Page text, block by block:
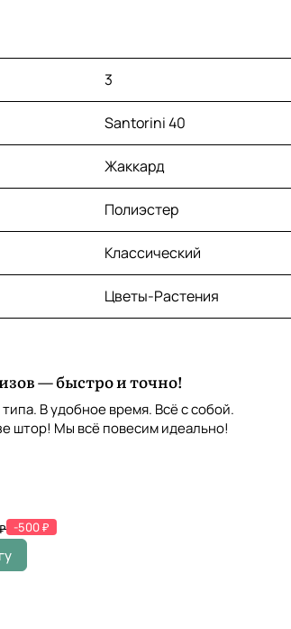
3
Santorini 40
Жаккард
Полиэстер
Классический
Цветы-Растения
— быстро и точно!
В удобное время. Всё с собой.
штор! Мы всё повесим идеально!
-500 ₽